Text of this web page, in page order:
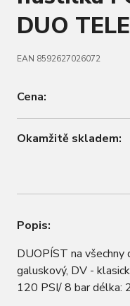
DUO
EAN 8592627026072
Cena:
Okamžitě skladem:
Popis:
DUOPÍST na
galuskový, DV -
120 PSI/ 8 bar délka: